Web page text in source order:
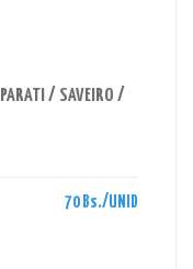
PARATI / SAVEIRO /
70 Bs./UNID